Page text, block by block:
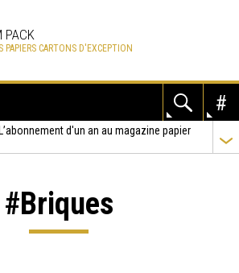
PACK
PAPIERS CARTONS D'EXCEPTION
L’abonnement d'un an au magazine papier
#Briques